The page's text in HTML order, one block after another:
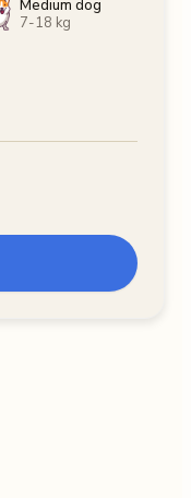
Medium dog
7-18 kg